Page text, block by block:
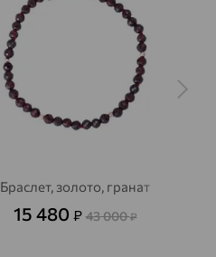
Браслет, золото, гранат
15 480 ₽ 43 000₽